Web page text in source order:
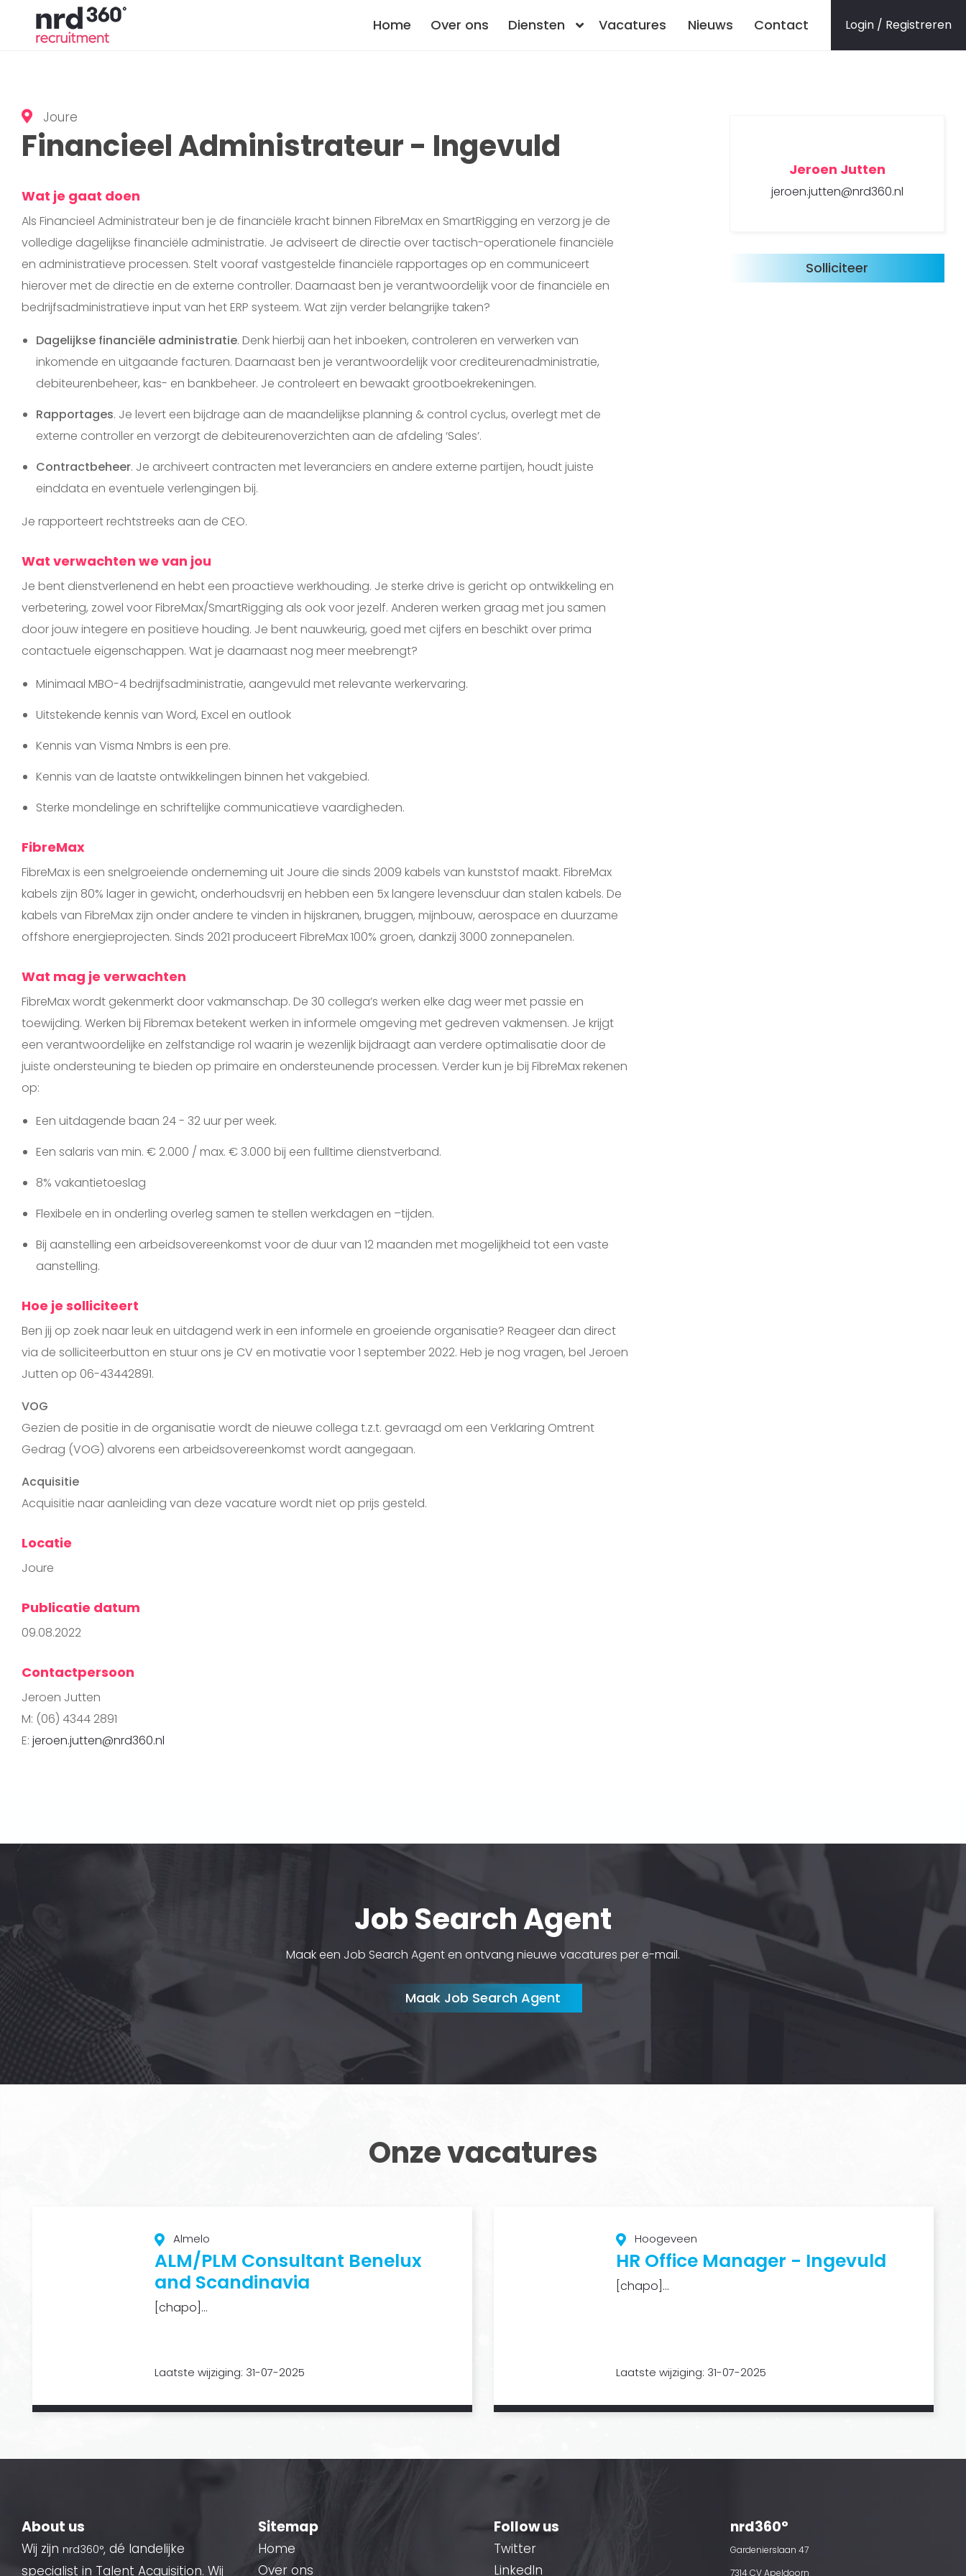
Home Over ons Diensten Vacatures Nieuws Contact Login / Registreren
Joure
Financieel Administrateur - Ingevuld
Wat je gaat doen
Als Financieel Administrateur ben je de financiële kracht binnen FibreMax en SmartRigging en verzorg je de
volledige dagelijkse financiële administratie. Je adviseert de directie over tactisch-operationele financiële
en administratieve processen. Stelt vooraf vastgestelde financiële rapportages op en communiceert
hierover met de directie en de externe controller. Daarnaast ben je verantwoordelijk voor de financiële en
bedrijfsadministratieve input van het ERP systeem. Wat zijn verder belangrijke taken?
Dagelijkse financiële administratie. Denk hierbij aan het inboeken, controleren en verwerken van
inkomende en uitgaande facturen. Daarnaast ben je verantwoordelijk voor crediteurenadministratie,
debiteurenbeheer, kas- en bankbeheer. Je controleert en bewaakt grootboekrekeningen.
Rapportages. Je levert een bijdrage aan de maandelijkse planning & control cyclus, overlegt met de
externe controller en verzorgt de debiteurenoverzichten aan de afdeling ‘Sales’.
Contractbeheer. Je archiveert contracten met leveranciers en andere externe partijen, houdt juiste
einddata en eventuele verlengingen bij.
Je rapporteert rechtstreeks aan de CEO.
Wat verwachten we van jou
Je bent dienstverlenend en hebt een proactieve werkhouding. Je sterke drive is gericht op ontwikkeling en
verbetering, zowel voor FibreMax/SmartRigging als ook voor jezelf. Anderen werken graag met jou samen
door jouw integere en positieve houding. Je bent nauwkeurig, goed met cijfers en beschikt over prima
contactuele eigenschappen. Wat je daarnaast nog meer meebrengt?
Minimaal MBO-4 bedrijfsadministratie, aangevuld met relevante werkervaring.
Uitstekende kennis van Word, Excel en outlook
Kennis van Visma Nmbrs is een pre.
Kennis van de laatste ontwikkelingen binnen het vakgebied.
Sterke mondelinge en schriftelijke communicatieve vaardigheden.
FibreMax
FibreMax is een snelgroeiende onderneming uit Joure die sinds 2009 kabels van kunststof maakt. FibreMax
kabels zijn 80% lager in gewicht, onderhoudsvrij en hebben een 5x langere levensduur dan stalen kabels. De
kabels van FibreMax zijn onder andere te vinden in hijskranen, bruggen, mijnbouw, aerospace en duurzame
offshore energieprojecten. Sinds 2021 produceert FibreMax 100% groen, dankzij 3000 zonnepanelen.
Wat mag je verwachten
FibreMax wordt gekenmerkt door vakmanschap. De 30 collega’s werken elke dag weer met passie en
toewijding. Werken bij Fibremax betekent werken in informele omgeving met gedreven vakmensen. Je krijgt
een verantwoordelijke en zelfstandige rol waarin je wezenlijk bijdraagt aan verdere optimalisatie door de
juiste ondersteuning te bieden op primaire en ondersteunende processen. Verder kun je bij FibreMax rekenen
op:
Een uitdagende baan 24 - 32 uur per week.
Een salaris van min. € 2.000 / max. € 3.000 bij een fulltime dienstverband.
8% vakantietoeslag
Flexibele en in onderling overleg samen te stellen werkdagen en –tijden.
Bij aanstelling een arbeidsovereenkomst voor de duur van 12 maanden met mogelijkheid tot een vaste
aanstelling.
Hoe je solliciteert
Ben jij op zoek naar leuk en uitdagend werk in een informele en groeiende organisatie? Reageer dan direct
via de solliciteerbutton en stuur ons je CV en motivatie voor 1 september 2022. Heb je nog vragen, bel Jeroen
Jutten op 06-43442891.
VOG
Gezien de positie in de organisatie wordt de nieuwe collega t.z.t. gevraagd om een Verklaring Omtrent
Gedrag (VOG) alvorens een arbeidsovereenkomst wordt aangegaan.
Acquisitie
Acquisitie naar aanleiding van deze vacature wordt niet op prijs gesteld.
Locatie
Joure
Publicatie datum
09.08.2022
Contactpersoon
Jeroen Jutten
M: (06) 4344 2891
E: jeroen.jutten@nrd360.nl
Jeroen Jutten
jeroen.jutten@nrd360.nl
Job Search Agent
Maak een Job Search Agent en ontvang nieuwe vacatures per e-mail.
Maak Job Search Agent
Onze vacatures
Almelo
ALM/PLM Consultant Benelux
and Scandinavia
[chapo]...
Laatste wijziging: 31-07-2025
Hoogeveen
HR Office Manager - Ingevuld
[chapo]...
Laatste wijziging: 31-07-2025
About us
Wij zijn nrd360°, dé landelijke
specialist in Talent Acquisition. Wij
Sitemap
Home
Over ons
Follow us
Twitter
LinkedIn
nrd360°
Gardenierslaan 47
7314 CV Apeldoorn